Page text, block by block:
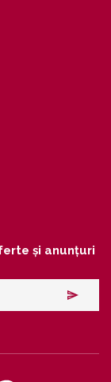
și anunțuri